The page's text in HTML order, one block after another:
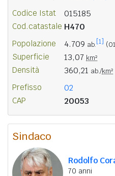
Codice Istat 015185
Cod.catastale H470
Popolazione 4.709 ab. [1]
Superficie 13,07 km²
Densità 360,21 ab./km²
Prefisso 02
CAP 20053
Sindaco
Rodolfo
70 anni